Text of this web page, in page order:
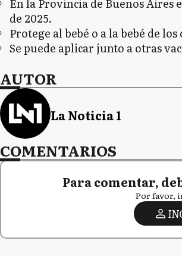
En la Provincia de Buenos Aires
de 2025.
Protege al bebé o a la bebé de
Se puede aplicar junto a otras
AUTOR
La Noticia 1
COMENTARIOS
Para comentar,
Por favor,